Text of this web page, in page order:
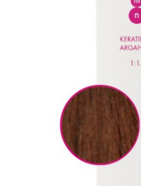
Cosmetice profesionale
Vopsea de par si oxidant
Accesorii tuns si vopsit
Balsam de par